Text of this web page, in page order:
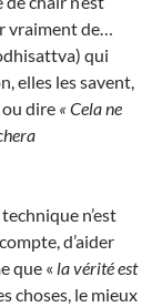
de…
qui
elles les savent,
dire « Cela ne
n’est
d’aider
que « la vérité est
choses, le mieux